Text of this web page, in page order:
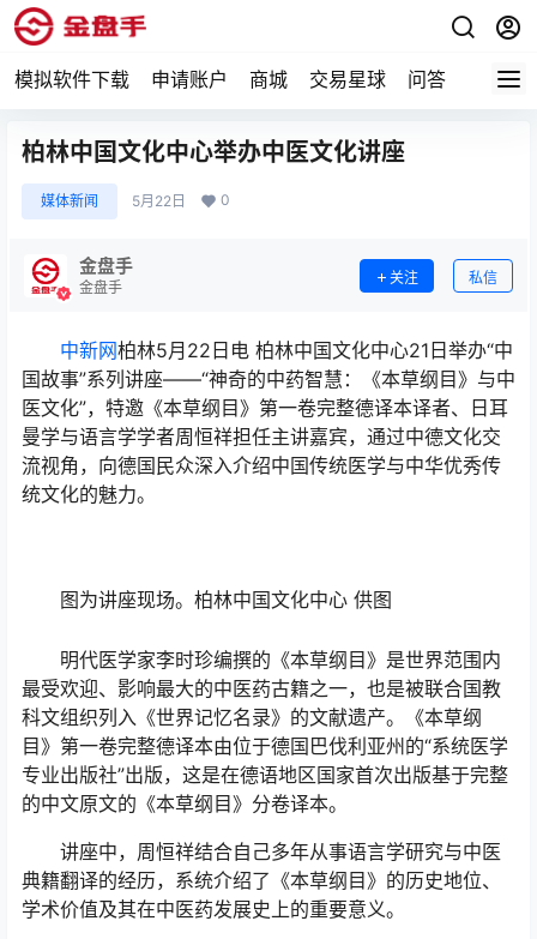
模拟软件下载 申请账户 商城 交易星球 问答 专题
柏林中国文化中心举办中医文化讲座
媒体新闻 5月22日 0
金盘手
金盘手
关注 私信
中新网柏林5月22日电 柏林中国文化中心21日举办“中
国故事”系列讲座——“神奇的中药智慧：《本草纲目》与中
医文化”，特邀《本草纲目》第一卷完整德译本译者、日耳
曼学与语言学学者周恒祥担任主讲嘉宾，通过中德文化交
流视角，向德国民众深入介绍中国传统医学与中华优秀传
统文化的魅力。
图为讲座现场。柏林中国文化中心 供图
明代医学家李时珍编撰的《本草纲目》是世界范围内
最受欢迎、影响最大的中医药古籍之一，也是被联合国教
科文组织列入《世界记忆名录》的文献遗产。《本草纲
目》第一卷完整德译本由位于德国巴伐利亚州的“系统医学
专业出版社”出版，这是在德语地区国家首次出版基于完整
的中文原文的《本草纲目》分卷译本。
讲座中，周恒祥结合自己多年从事语言学研究与中医
典籍翻译的经历，系统介绍了《本草纲目》的历史地位、
学术价值及其在中医药发展史上的重要意义。